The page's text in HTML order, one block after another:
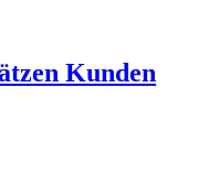
Kunden